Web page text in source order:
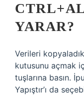
YARAR?
Verileri
kutusunu açmak
tuşlarına basın.
Yapıştır’ı da